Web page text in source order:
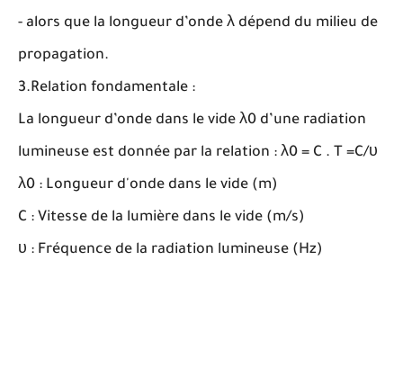
- alors que la longueur d’onde λ dépend du milieu de
propagation.
3.Relation fondamentale :
La longueur d’onde dans le vide λ0 d’une radiation
lumineuse est donnée par la relation : λ0 = C . T =C/υ
λ0 : Longueur d'onde dans le vide (m)
C : Vitesse de la lumière dans le vide (m/s)
υ : Fréquence de la radiation lumineuse (Hz)